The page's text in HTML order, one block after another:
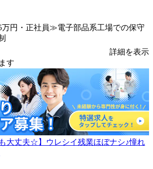
円・正社員≫電子部品系工場での保守
詳細を表示
す